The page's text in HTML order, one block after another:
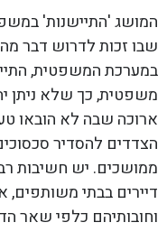
המושג 'התיישנות'
שבו זכות לדרוש דבר
במערכת המשפטית,
משפטית, כך שלא ניתן
ארוכה שבה לא הובאו
הצדדים להסדיר
ממושכים. יש חשיבות
דיירים בבתי משותפים,
וחובותיהם כלפי שאר